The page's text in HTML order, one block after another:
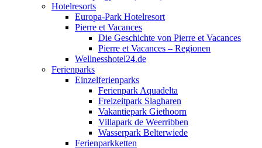
Hotelresorts
Europa-Park Hotelresort
Pierre et Vacances
Die Geschichte von Pierre et Vacances
Pierre et Vacances – Regionen
Wellnesshotel24.de
Ferienparks
Einzelferienparks
Ferienpark Aquadelta
Freizeitpark Slagharen
Vakantiepark Giethoorn
Villapark de Weerribben
Wasserpark Belterwiede
Ferienparkketten